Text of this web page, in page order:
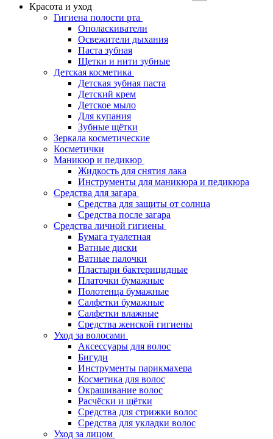
Красота и уход
Гигиена полости рта
Ополаскиватели
Освежители дыхания
Паста зубная
Щетки и нити зубные
Детская косметика
Детская зубная паста
Детский крем
Детское мыло
Для купания
Зубные щётки
Зеркала косметические
Косметички
Маникюр и педикюр
Жидкость для снятия лака
Инструменты для маникюра и педикюра
Средства для загара
Средства для защиты от солнца
Средства после загара
Средства личной гигиены
Бумага туалетная
Ватные диски
Ватные палочки
Пластыри бактерицидные
Платочки бумажные
Полотенца бумажные
Салфетки бумажные
Салфетки влажные
Средства женской гигиены
Уход за волосами
Аксессуары для волос
Бигуди
Инструменты парикмахера
Косметика для волос
Окрашивание волос
Расчёски и щётки
Средства для стрижки волос
Средства для укладки волос
Уход за лицом